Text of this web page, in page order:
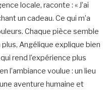
locale, raconte : « J’ai
un cadeau. Ce qui m’a
Chaque pièce semble
Angélique explique bien
rend l’expérience plus
l’ambiance voulue : un lieu
aventure humaine et